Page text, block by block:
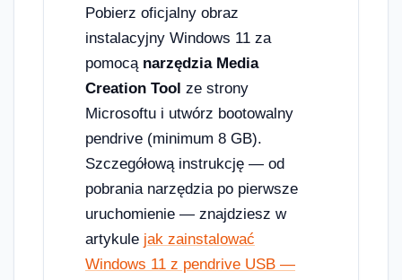
Pobierz oficjalny obraz
instalacyjny Windows 11 za
pomocą narzędzia Media
Creation Tool ze strony
Microsoftu i utwórz bootowalny
pendrive (minimum 8 GB).
Szczegółową instrukcję — od
pobrania narzędzia po pierwsze
uruchomienie — znajdziesz w
artykule jak zainstalować
Windows 11 z pendrive USB —